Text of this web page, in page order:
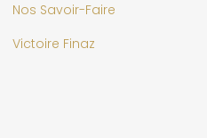
Nos Savoir-Faire
Victoire Finaz